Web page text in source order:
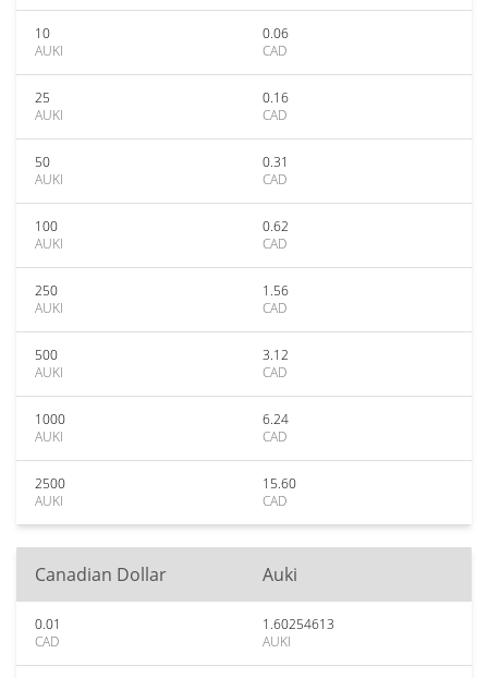
10
AUKI
0.06
CAD
25
AUKI
0.16
CAD
50
AUKI
0.31
CAD
100
AUKI
0.62
CAD
250
AUKI
1.56
CAD
500
AUKI
3.12
CAD
1000
AUKI
6.24
CAD
2500
AUKI
15.60
CAD
Canadian Dollar Auki
0.01
CAD
1.60254613
AUKI